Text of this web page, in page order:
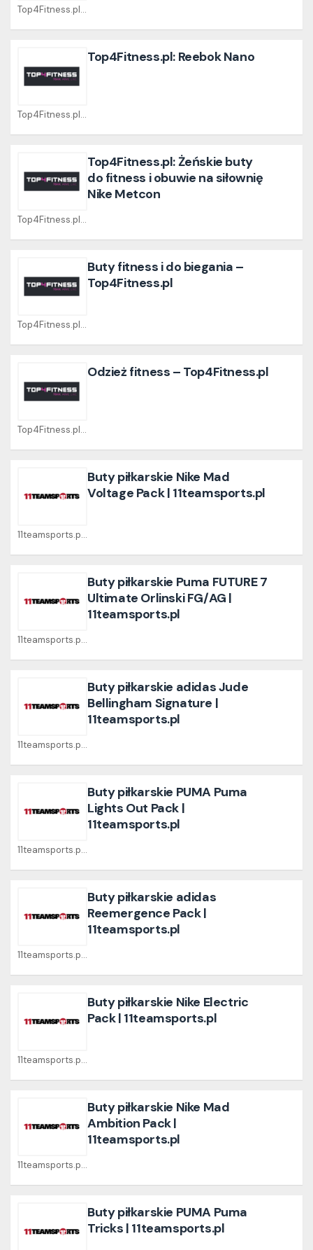
Top4Fitness.pl Coupons
Top4Fitness.pl Coupons
Top4Fitness.pl: Reebok Nano
Top4Fitness.pl Coupons
Top4Fitness.pl: Żeńskie buty
do fitness i obuwie na siłownię
Nike Metcon
Top4Fitness.pl Coupons
Buty fitness i do biegania –
Top4Fitness.pl
Top4Fitness.pl Coupons
Odzież fitness – Top4Fitness.pl
11teamsports.pl Coupons
Buty piłkarskie Nike Mad
Voltage Pack | 11teamsports.pl
11teamsports.pl Coupons
Buty piłkarskie Puma FUTURE 7
Ultimate Orlinski FG/AG |
11teamsports.pl
11teamsports.pl Coupons
Buty piłkarskie adidas Jude
Bellingham Signature |
11teamsports.pl
11teamsports.pl Coupons
Buty piłkarskie PUMA Puma
Lights Out Pack |
11teamsports.pl
11teamsports.pl Coupons
Buty piłkarskie adidas
Reemergence Pack |
11teamsports.pl
11teamsports.pl Coupons
Buty piłkarskie Nike Electric
Pack | 11teamsports.pl
11teamsports.pl Coupons
Buty piłkarskie Nike Mad
Ambition Pack |
11teamsports.pl
Buty piłkarskie PUMA Puma
Tricks | 11teamsports.pl